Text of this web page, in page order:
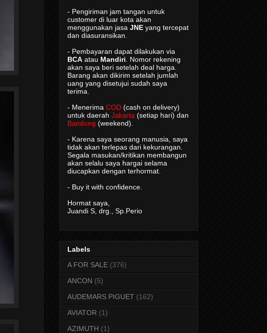
- Pengiriman jam tangan untuk
customer di luar kota akan
menggunakan jasa JNE yang tercepat
dan diasuransikan.
- Pembayaran dapat dilakukan via
BCA atau Mandiri . Nomor rekening
akan saya beri setelah deal harga.
Barang akan dikirim setelah jumlah
uang yang disetujui sudah saya
terima.
- Menerima COD (cash on delivery)
untuk daerah Jakarta (setiap hari) dan
Bandung (weekend).
- Karena saya seorang manusia, saya
tidak akan terlepas dari kekurangan.
Segala masukan/kritikan membangun
akan selalu saya hargai selama
diucapkan dengan terhormat.
- Buy it with confidence.
Hormat saya,
Juandi S, drg., Sp.Perio
Labels
A FOR SALE (376)
ANCON (5)
AUDEMARS PIGUET (162)
AVIATOR (1)
AZIMUTH (1)